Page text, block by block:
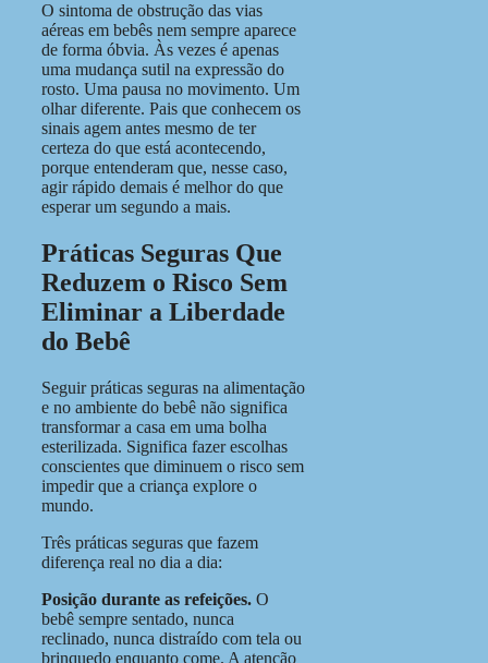
O sintoma de obstrução das vias
aéreas em bebês nem sempre aparece
de forma óbvia. Às vezes é apenas
uma mudança sutil na expressão do
rosto. Uma pausa no movimento. Um
olhar diferente. Pais que conhecem os
sinais agem antes mesmo de ter
certeza do que está acontecendo,
porque entenderam que, nesse caso,
agir rápido demais é melhor do que
esperar um segundo a mais.
Práticas Seguras Que
Reduzem o Risco Sem
Eliminar a Liberdade
do Bebê
Seguir práticas seguras na alimentação
e no ambiente do bebê não significa
transformar a casa em uma bolha
esterilizada. Significa fazer escolhas
conscientes que diminuem o risco sem
impedir que a criança explore o
mundo.
Três práticas seguras que fazem
diferença real no dia a dia:
Posição durante as refeições. O
bebê sempre sentado, nunca
reclinado, nunca distraído com tela ou
brinquedo enquanto come. A atenção